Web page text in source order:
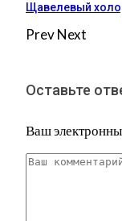
Щавелевый
PrevNext
Оставьте
Ваш